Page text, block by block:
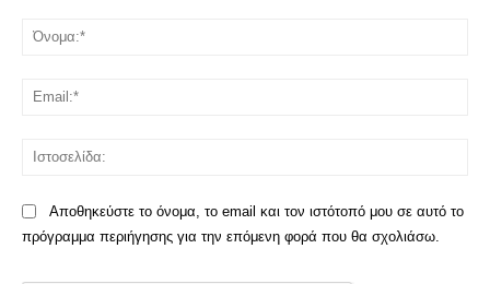
Αποθηκεύστε το όνομα, το email και τον ιστότοπό μου σε αυτό το
πρόγραμμα περιήγησης για την επόμενη φορά που θα σχολιάσω.